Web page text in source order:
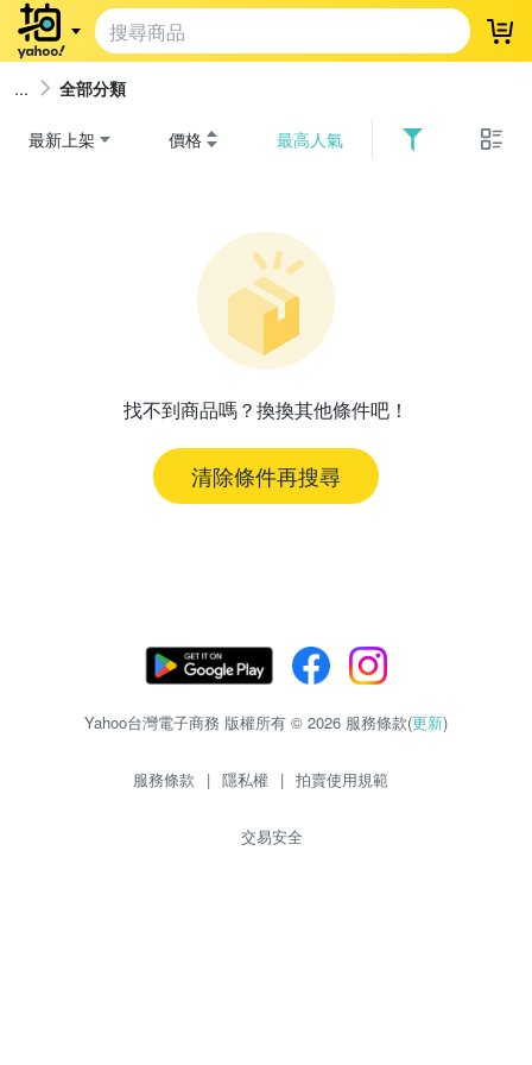
登
全部分類
最新上架 價格 最高人氣
找不到商品嗎？換換其他條件吧！
清除條件再搜尋
Yahoo台灣電子商務 版權所有 © 2026 服務條款(更新)
服務條款 | 隱私權 | 拍賣使用規範
交易安全